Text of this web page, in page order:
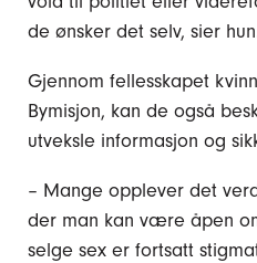
de ønsker det selv, sier
Gjennom fellesskapet
Bymisjon, kan de også
utveksle informasjon og
– Mange opplever det
der man kan være åpen
selge sex er fortsatt